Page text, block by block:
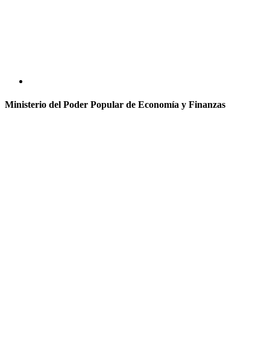
Ministerio del Poder Popular de Economía y Finanzas